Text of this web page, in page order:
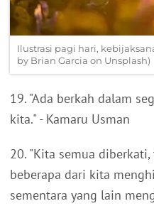
Ilustrasi pagi hari,
by Brian Garcia on Unsplash)
19. "Ada berkah dalam
kita." - Kamaru Usman
20. "Kita semua
beberapa dari kita
sementara yang lain